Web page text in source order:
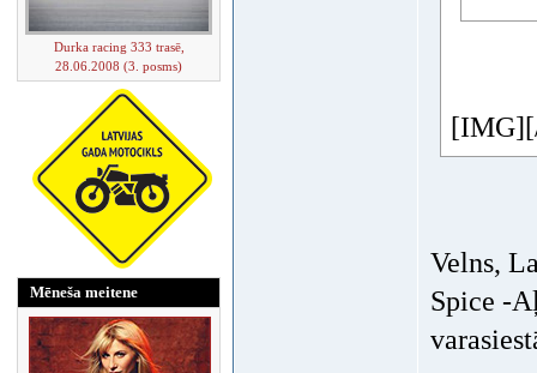
Durka racing 333 trasē,
28.06.2008 (3. posms)
Mēneša meitene
Velns,
Spice -